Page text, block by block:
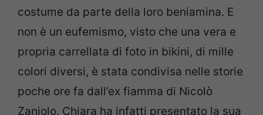
costume da parte della loro beniamina. E
non è un eufemismo, visto che una vera e
propria carrellata di foto in bikini, di mille
colori diversi, è stata condivisa nelle storie
poche ore fa dall’ex fiamma di Nicolò
Zaniolo. Chiara ha infatti presentato la sua